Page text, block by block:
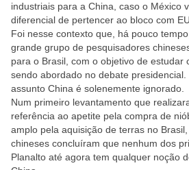
industriais para a China, caso o México
diferencial de pertencer ao bloco com
Foi nesse contexto que, há pouco
grande grupo de pesquisadores
para o Brasil, com o objetivo de estudar
sendo abordado no debate
assunto China é solenemente ignorado.
Num primeiro levantamento que
referência ao apetite pela compra de
amplo pela aquisição de terras no
chineses concluíram que nenhum dos
Planalto até agora tem qualquer noção